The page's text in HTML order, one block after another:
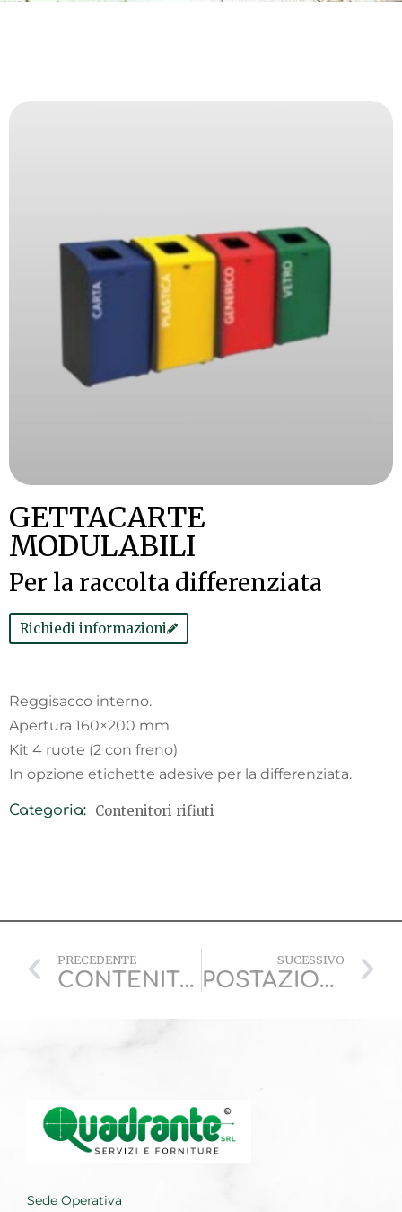
GETTACARTE
MODULABILI
Per la raccolta differenziata
Richiedi informazioni
Reggisacco interno.
Apertura 160×200 mm
Kit 4 ruote (2 con freno)
In opzione etichette adesive per la differenziata.
Categoria: Contenitori rifiuti
PRECEDENTE
CONTENITORE MOBILE A PEDALE
SUCESSIVO
POSTAZIONI RIFIUTI
Sede Operativa